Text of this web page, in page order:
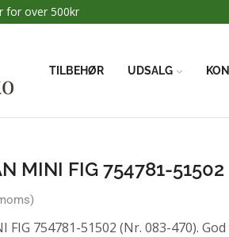
for over 500kr
TILBEHØR UDSALG
MINI FIG 754781-51502
FIG 754781-51502 (Nr. 083-470).